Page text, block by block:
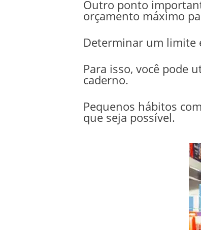
Outro ponto
orçamento máximo
Determinar um limite
Para isso, você pode
caderno.
Pequenos hábitos
que seja possível.